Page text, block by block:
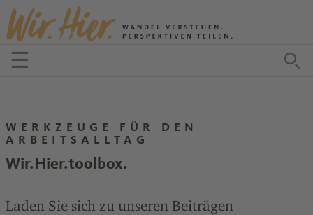
Zum Inhalt springen
☰Menü öffnen
WERKZEUGE FÜR DEN
ARBEITSALLTAG
Wir.Hier.toolbox.
Laden Sie sich zu unseren Beiträgen